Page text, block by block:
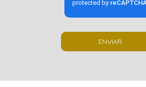
ENVIAR